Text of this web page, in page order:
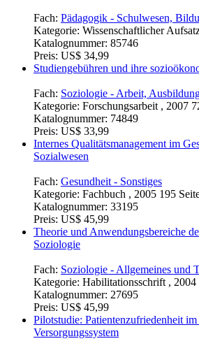
Fach: Pädagogik - Schulwesen,
Kategorie: Wissenschaftlicher
Katalognummer: 85746
Preis: US$ 34,99
Studiengebühren und ihre
Fach: Soziologie - Arbeit,
Kategorie: Forschungsarbeit , 2007
Katalognummer: 74849
Preis: US$ 33,99
Internes Qualitätsmanagement im
Sozialwesen
Fach: Gesundheit - Sonstiges
Kategorie: Fachbuch , 2005 195
Katalognummer: 33195
Preis: US$ 45,99
Theorie und Anwendungsbereiche
Soziologie
Fach: Soziologie - Allgemeines und
Kategorie: Habilitationsschrift , 2004
Katalognummer: 27695
Preis: US$ 45,99
Pilotstudie: Patientenzufriedenheit
Versorgungssystem